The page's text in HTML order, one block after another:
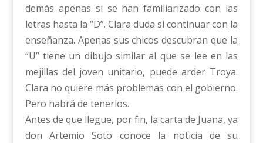
demás apenas si se han familiarizado con las
letras hasta la “D”. Clara duda si continuar con la
enseñanza. Apenas sus chicos descubran que la
“U” tiene un dibujo similar al que se lee en las
mejillas del joven unitario, puede arder Troya.
Clara no quiere más problemas con el gobierno.
Pero habrá de tenerlos.
Antes de que llegue, por fin, la carta de Juana, ya
don Artemio Soto conoce la noticia de su